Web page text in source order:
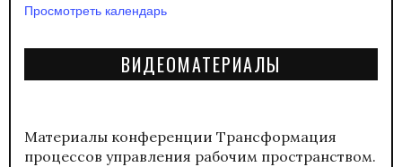
Просмотреть календарь
ВИДЕОМАТЕРИАЛЫ
Материалы конференции Трансформация
процессов управления рабочим пространством.